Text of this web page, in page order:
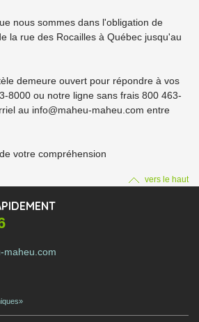
nous sommes dans l'obligation de
la rue des Rocailles à Québec jusqu'au
demeure ouvert pour répondre à vos
8000 ou notre ligne sans frais 800 463-
au info@maheu-maheu.com entre
votre compréhension
vers le haut
maheu.com